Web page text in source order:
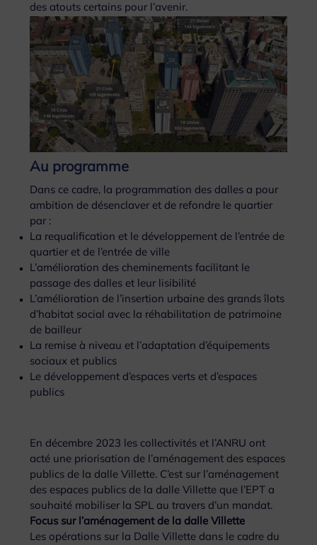
des atouts certains pour l’avenir.
Au programme
Dans ce cadre, la programmation des dalles a pour
ambition de désenclaver et de refondre le quartier
par :
La requalification et le développement de l’entrée de
quartier et de l’entrée de ville
L’amélioration des cheminements facilitant le
passage des dalles et leur lisibilité
L’amélioration de l’insertion urbaine des grands îlots
d’habitat social avec la réhabilitation de patrimoine
de bailleur
La remise à niveau et l’adaptation d’équipements
sociaux et publics
Le développement d’espaces verts et d’espaces
publics
En décembre 2023 les collectivités et l’ANRU ont
acté une priorisation de l’aménagement des espaces
publics de la dalle Villette. C’est sur l’aménagement
des espaces publics de la dalle Villette que l’EPT a
souhaité mobiliser la SPL au travers d’un mandat.
Focus sur l’aménagement de la dalle Villette
Les opérations sur la Dalle Villette dans le cadre du